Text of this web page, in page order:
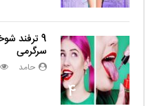
4
9 ترفند
سرگرمی
حامد